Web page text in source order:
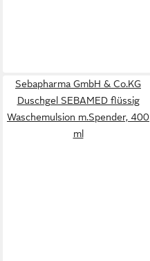
Sebapharma GmbH & Co.KG
Duschgel SEBAMED flüssig
Waschemulsion m.Spender, 400
ml